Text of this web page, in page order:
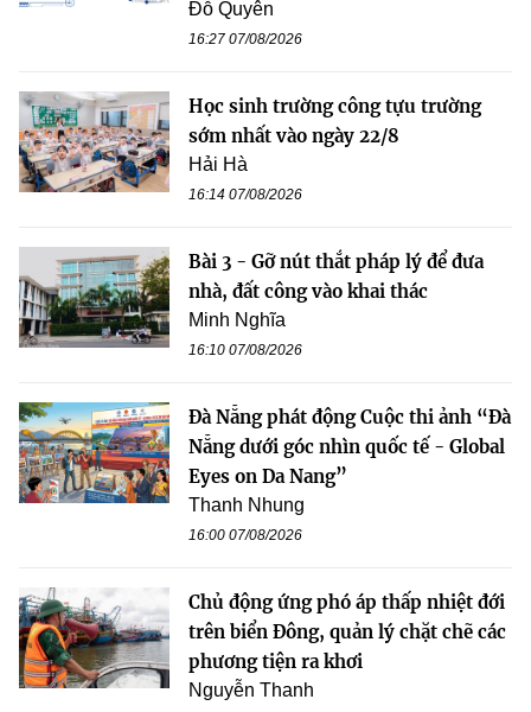
Đỗ Quyên
16:27 07/08/2026
Học sinh trường công tựu trường
sớm nhất vào ngày 22/8
Hải Hà
16:14 07/08/2026
Bài 3 - Gỡ nút thắt pháp lý để đưa
nhà, đất công vào khai thác
Minh Nghĩa
16:10 07/08/2026
Đà Nẵng phát động Cuộc thi ảnh “Đà
Nẵng dưới góc nhìn quốc tế - Global
Eyes on Da Nang”
Thanh Nhung
16:00 07/08/2026
Chủ động ứng phó áp thấp nhiệt đới
trên biển Đông, quản lý chặt chẽ các
phương tiện ra khơi
Nguyễn Thanh